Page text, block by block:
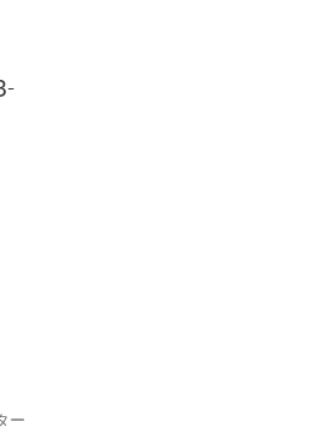
スを作成するときに、フィールド営
Cloud オフラインモバイルアプ
マップを使用できるように Google
ー